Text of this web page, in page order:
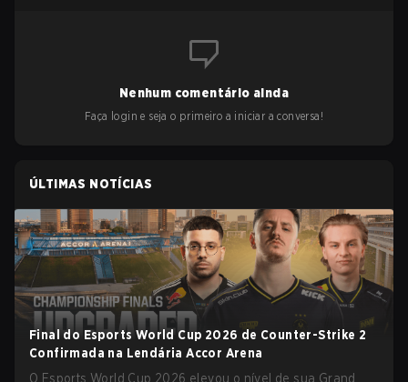
Nenhum comentário ainda
Faça login e seja o primeiro a iniciar a conversa!
ÚLTIMAS NOTÍCIAS
Final do Esports World Cup 2026 de Counter-Strike 2
Confirmada na Lendária Accor Arena
O Esports World Cup 2026 elevou o nível de sua Grand